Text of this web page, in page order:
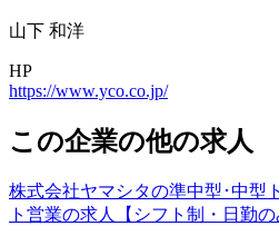
山下 和洋
HP
https://www.yco.co.jp/
この企業の他の求人
株式会社ヤマシタの準中型･中型
ト営業の求人【シフト制・日勤